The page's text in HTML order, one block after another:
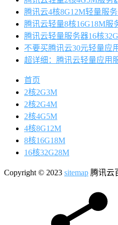
腾讯云4核8G12M轻量服
腾讯云轻量8核16G18M服
腾讯云轻量服务器16核
不要买腾讯云30元轻量应
超详细：腾讯云轻量应用
首页
2核2G3M
2核2G4M
2核4G5M
4核8G12M
8核16G18M
16核32G28M
Copyright © 2023 sitemap 腾讯云